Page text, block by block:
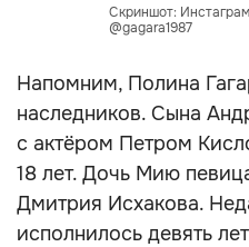
Скриншот:
@gagara1987
Напомним, Полина
наследников. Сына
с актёром Петром
18 лет. Дочь Мию
Дмитрия Исхакова.
исполнилось девять